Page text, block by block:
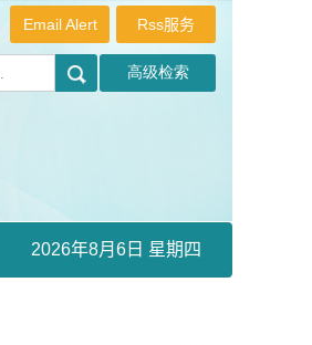
Rss服务
Email Alert
2026年8月6日 星期四